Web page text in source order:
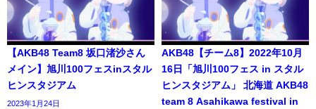
【AKB48 Team8 坂口渚沙さん
メイン】旭川100フェスinスタル
ヒンスタジアム
2023年1月24日
AKB48【チーム8】2022年10月
16日「旭川100フェス in スタル
ヒンスタジアム」 北海道 AKB48
team 8 Asahikawa festival in